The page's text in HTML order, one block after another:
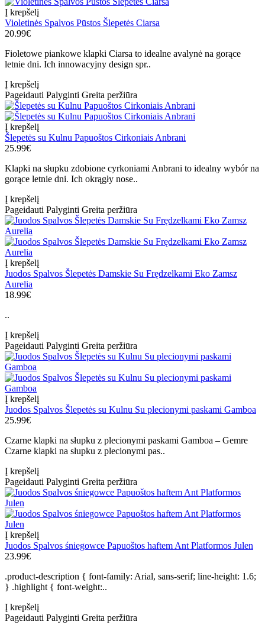
Į krepšelį
Violetinės Spalvos Pūstos Šlepetės Ciarsa
20.99€
Fioletowe piankowe klapki Ciarsa to idealne avalynė na gorące
letnie dni. Ich innowacyjny design spr..
Į krepšelį
Pageidauti Palyginti Greita peržiūra
Į krepšelį
Šlepetės su Kulnu Papuoštos Cirkoniais Anbrani
25.99€
Klapki na słupku zdobione cyrkoniami Anbrani to idealny wybór na
gorące letnie dni. Ich okrągły nose..
Į krepšelį
Pageidauti Palyginti Greita peržiūra
Į krepšelį
Juodos Spalvos Šlepetės Damskie Su Frędzelkami Eko Zamsz
Aurelia
18.99€
..
Į krepšelį
Pageidauti Palyginti Greita peržiūra
Į krepšelį
Juodos Spalvos Šlepetės su Kulnu Su plecionymi paskami Gamboa
25.99€
Czarne klapki na słupku z plecionymi paskami Gamboa – Gemre
Czarne klapki na słupku z plecionymi pas..
Į krepšelį
Pageidauti Palyginti Greita peržiūra
Į krepšelį
Juodos Spalvos śniegowce Papuoštos haftem Ant Platformos Julen
23.99€
.product-description { font-family: Arial, sans-serif; line-height: 1.6;
} .highlight { font-weight:..
Į krepšelį
Pageidauti Palyginti Greita peržiūra